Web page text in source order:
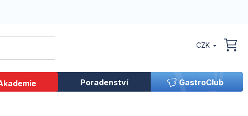
CZK
Poradenství GastroClub